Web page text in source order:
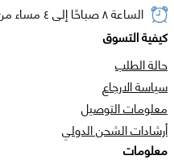
الساعة ٨ صباحًا إلى ٤ مساء من الأحد إلى الخميس
كيفية التسوق
حالة الطلب
سياسة الارجاع
معلومات التوصيل
أرشادات الشحن الدولي
معلومات